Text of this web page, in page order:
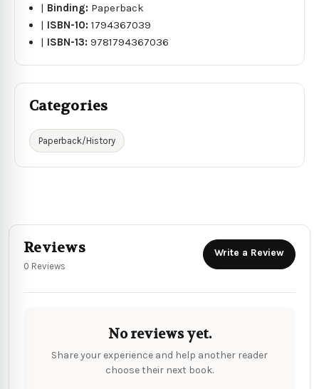
| Binding: Paperback
| ISBN-10:1794367039
| ISBN-13:9781794367036
Categories
Paperback/History
Reviews
0 Reviews
Write a Review
No reviews yet.
Share your experience and help another reader
choose their next book.